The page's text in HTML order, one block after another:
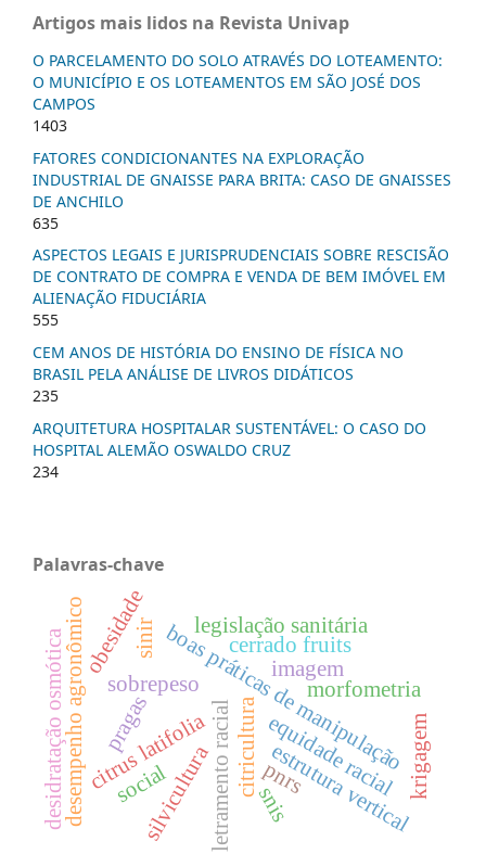
Artigos mais lidos na Revista Univap
O PARCELAMENTO DO SOLO ATRAVÉS DO LOTEAMENTO:
O MUNICÍPIO E OS LOTEAMENTOS EM SÃO JOSÉ DOS
CAMPOS
1403
FATORES CONDICIONANTES NA EXPLORAÇÃO
INDUSTRIAL DE GNAISSE PARA BRITA: CASO DE GNAISSES
DE ANCHILO
635
ASPECTOS LEGAIS E JURISPRUDENCIAIS SOBRE RESCISÃO
DE CONTRATO DE COMPRA E VENDA DE BEM IMÓVEL EM
ALIENAÇÃO FIDUCIÁRIA
555
CEM ANOS DE HISTÓRIA DO ENSINO DE FÍSICA NO
BRASIL PELA ANÁLISE DE LIVROS DIDÁTICOS
235
ARQUITETURA HOSPITALAR SUSTENTÁVEL: O CASO DO
HOSPITAL ALEMÃO OSWALDO CRUZ
234
Palavras-chave
equidade racial
letramento racial
boas práticas de manipulação
legislação sanitária
citrus latifolia citricultura
desempenho agronômico pragas
morfometria
estrutura vertical
silvicultura
sobrepeso
obesidade
krigagem
cerrado fruits
desidratação osmótica pnrs
snis
sinir
imagem
social